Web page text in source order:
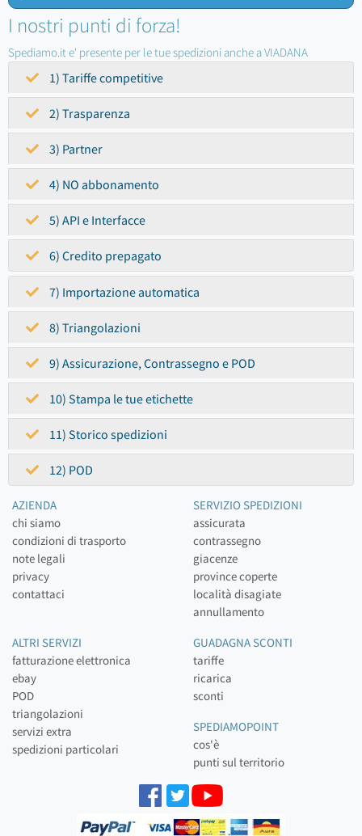
I nostri punti di forza!
Spediamo.it e' presente per le tue spedizioni anche a VIADANA
1) Tariffe competitive
2) Trasparenza
3) Partner
4) NO abbonamento
5) API e Interfacce
6) Credito prepagato
7) Importazione automatica
8) Triangolazioni
9) Assicurazione, Contrassegno e POD
10) Stampa le tue etichette
11) Storico spedizioni
12) POD
AZIENDA
chi siamo
condizioni di trasporto
note legali
privacy
contattaci
SERVIZIO SPEDIZIONI
assicurata
contrassegno
giacenze
province coperte
località disagiate
annullamento
ALTRI SERVIZI
fatturazione elettronica
ebay
POD
triangolazioni
servizi extra
spedizioni particolari
GUADAGNA SCONTI
tariffe
ricarica
sconti
SPEDIAMOPOINT
cos'è
punti sul territorio